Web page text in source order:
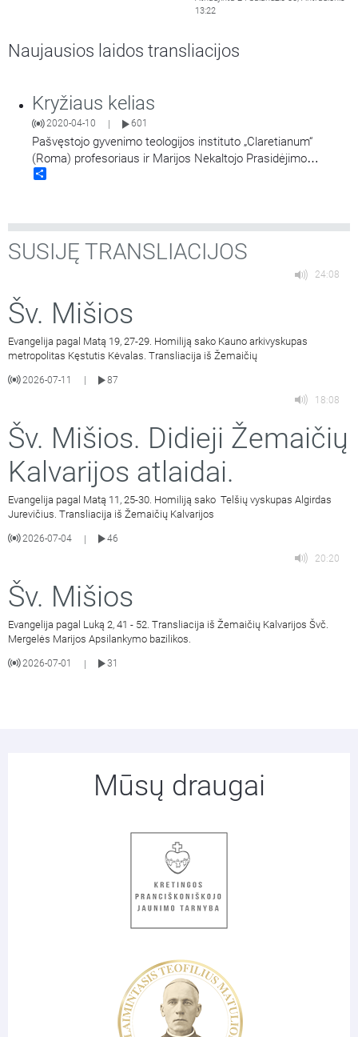
13:22
Naujausios laidos transliacijos
Kryžiaus kelias
2020-04-10 601
Pašvęstojo gyvenimo teologijos instituto „Claretianum“
(Roma) profesoriaus ir Marijos Nekaltojo Prasidėjimo
misionierių studijų centro vadovo kunigo Fabio Cardi
SUSIJĘ TRANSLIACIJOS
24:08
Šv. Mišios
Evangelija pagal Matą 19, 27-29. Homiliją sako Kauno arkivyskupas
metropolitas Kęstutis Kėvalas. Transliacija iš Žemaičių
2026-07-11
87
18:08
Šv. Mišios. Didieji Žemaičių
Kalvarijos atlaidai.
Evangelija pagal Matą 11, 25-30. Homiliją sako Telšių vyskupas Algirdas
Jurevičius. Transliacija iš Žemaičių Kalvarijos
2026-07-04 |
46
20:20
Šv. Mišios
Evangelija pagal Luką 2, 41 - 52. Transliacija iš Žemaičių Kalvarijos Švč.
Mergelės Marijos Apsilankymo bazilikos.
2026-07-01 | 31
Mūsų draugai